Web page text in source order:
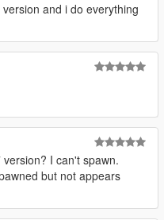
and i do everything
I can't spawn.
but not appears